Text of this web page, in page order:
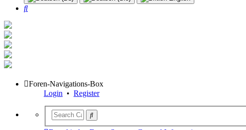
Search
Foren-Navigations-Box
Login • Register